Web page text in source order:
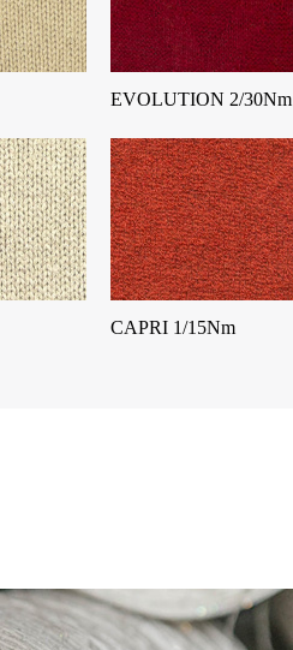
EVOLUTION 2/30Nm
CAPRI 1/15Nm